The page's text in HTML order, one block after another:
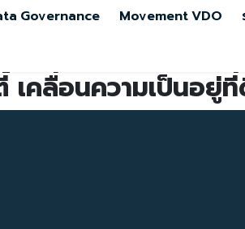
Governance MovementVDO
เคลื่อนความเป็นอยู่